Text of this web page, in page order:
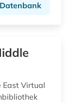
East Virtual